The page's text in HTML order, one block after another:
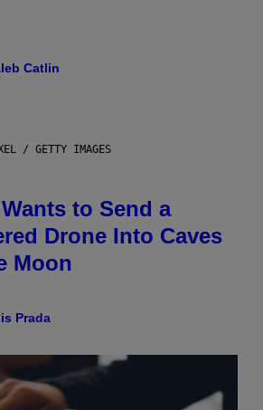
Catlin
/ GETTY IMAGES
to Send a
Drone Into Caves
Moon
Prada